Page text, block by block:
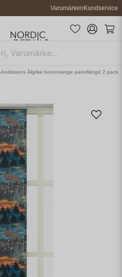
VarumärkenKundservice
Arvidssons Älgrike brun/orange panellängd 2 pack